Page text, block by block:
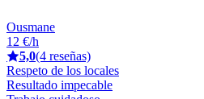
Ousmane
12 €/h
5,0(4 reseñas)
Respeto de los locales
Resultado impecable